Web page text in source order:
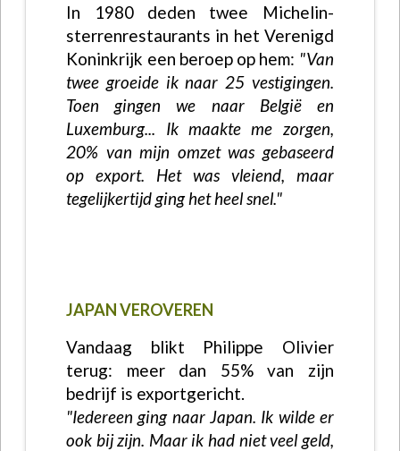
In 1980 deden twee Michelin-
sterrenrestaurants in het Verenigd
Koninkrijk een beroep op hem: "Van
twee groeide ik naar 25 vestigingen.
Toen gingen we naar België en
Luxemburg... Ik maakte me zorgen,
20% van mijn omzet was gebaseerd
op export. Het was vleiend, maar
tegelijkertijd ging het heel snel."
JAPAN VEROVEREN
Vandaag blikt Philippe Olivier
terug: meer dan 55% van zijn
bedrijf is exportgericht.
"Iedereen ging naar Japan. Ik wilde er
ook bij zijn. Maar ik had niet veel geld,